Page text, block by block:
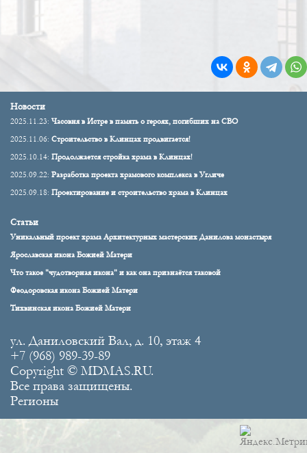
Новости
2025.11.23: Часовня в Истре в память о героях, погибших на СВО
2025.11.06: Строительство в Клинцах продвигается!
2025.10.14: Продолжается стройка храма в Клинцах!
2025.09.22: Разработка проекта храмового комплекса в Угличе
2025.09.18: Проектирование и строительство храма в Клинцах
Статьи
Уникальный проект храма Архитектурных мастерских Данилова монастыря
Ярославская икона Божией Матери
Что такое "чудотворная икона" и как она признаётся таковой
Феодоровская икона Божией Матери
Тихвинская икона Божией Матери
ул. Даниловский Вал, д. 10, этаж 4
+7 (968) 989-39-89
Copyright © MDMAS.RU.
Все права защищены.
Регионы